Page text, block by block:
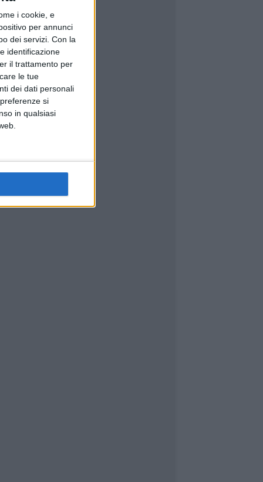
i cookie, e
per annunci
dei servizi. Con la
identificazione
il trattamento per
le tue
dei dati personali
si
in qualsiasi